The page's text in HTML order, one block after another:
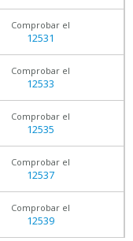
Comprobar el
12531
Comprobar el
12533
Comprobar el
12535
Comprobar el
12537
Comprobar el
12539